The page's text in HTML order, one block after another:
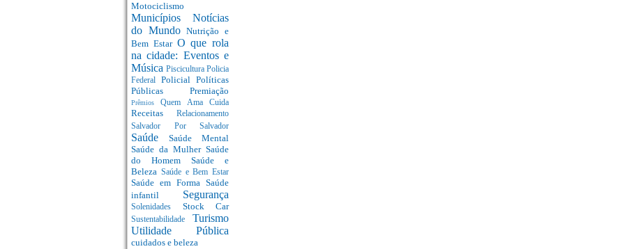
Motociclismo
Municípios Notícias
do MundoNutrição e
Bem Estar O que rola
na cidade: Eventos e
Música Piscicultura Policia
Federal Policial Políticas
Públicas Premiação
PrêmiosQuem Ama Cuida
Receitas Relacionamento
Salvador Por Salvador
Saúde Saúde Mental
Saúde da Mulher Saúde
do Homem Saúde e
Beleza Saúde e Bem Estar
Saúde em Forma Saúde
infantil Segurança
Solenidades Stock Car
Sustentabilidade Turismo
Utilidade Pública
cuidados e beleza